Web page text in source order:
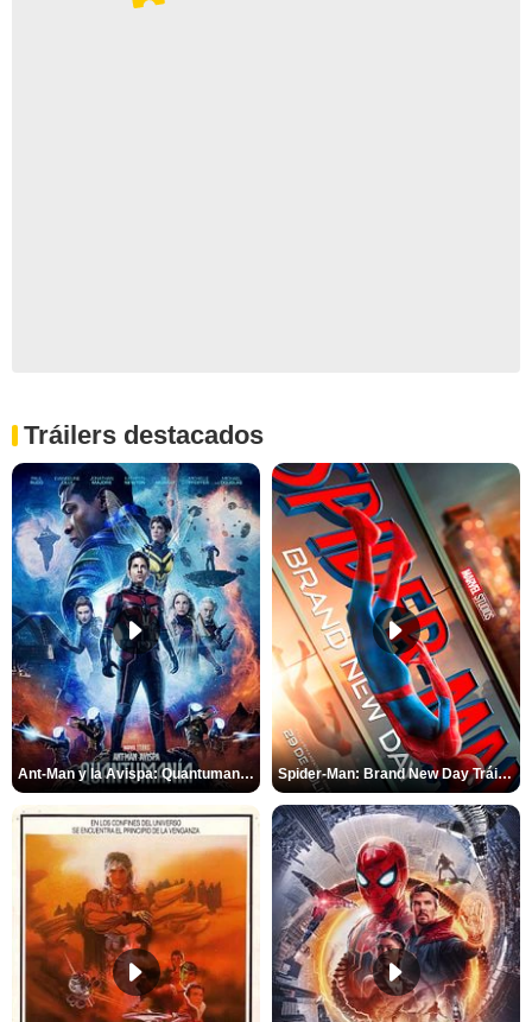
Tráilers destacados
Ant-Man y la Avispa: Quantumanía Tráiler (2) Spider-Man: Brand New Day Tráiler (3)